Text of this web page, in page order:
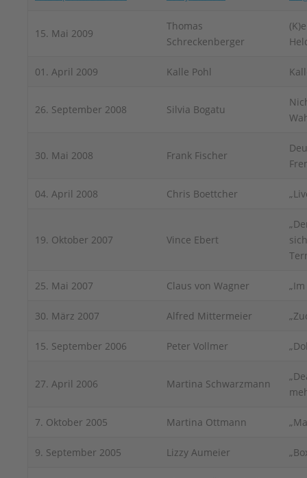
15. Mai 2009
Thomas
Schreckenberger
01. April 2009 Kalle Pohl
26. September 2008 Silvia Bogatu
30. Mai 2008 Frank Fischer
04. April 2008 Chris Boettcher
19. Oktober 2007 Vince Ebert
25. Mai 2007 Claus von Wagner
30. März 2007 Alfred Mittermeier
15. September 2006 Peter Vollmer
27. April 2006 Martina Schwarzmann
7. Oktober 2005 Martina Ottmann
9. September 2005 Lizzy Aumeier